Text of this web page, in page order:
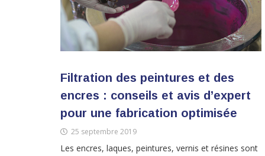
Filtration des peintures et des
encres : conseils et avis d’expert
pour une fabrication optimisée
25 septembre 2019
Les encres, laques, peintures, vernis et résines sont